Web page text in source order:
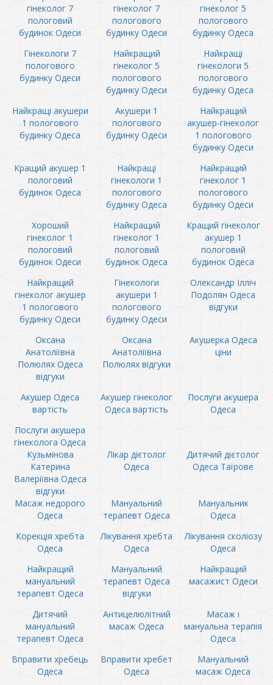
гінеколог 7
пологовий
будинок Одеси
гінеколог 7
пологового
будинку Одеси
гінеколог 5
пологового
будинку Одеса
Гінекологи 7
пологового
будинку Одеси
Найкращий
гінеколог 5
пологового
будинку Одеси
Найкращі
гінекологи 5
пологового
будинку Одеса
Найкращі акушери
1 пологового
будинку Одеса
Акушери 1
пологового
будинку Одеси
Найкращий
акушер-гінеколог
1 пологового
будинку Одеси
Кращий акушер 1
пологовий
будинок Одеса
Найкращі
гінекологи 1
пологового
будинку Одеса
Найкращий
гінеколог 1
пологового
будинку Одеси
Хороший
гінеколог 1
пологовий
будинок Одеси
Найкращий
гінеколог 1
пологовий
будинок Одеса
Кращий гінеколог
акушер 1
пологовий
будинок Одеса
Найкращий
гінеколог акушер
1 пологового
будинку Одеси
Гінекологи
акушери 1
пологового
будинку Одеси
Олександр Ілліч
Подолян Одеса
відгуки
Оксана
Анатоліївна
Полюлях Одеса
відгуки
Оксана
Анатоліївна
Полюлях відгуки
Акушерка Одеса
ціни
Акушер Одеса
вартість
Акушер гінеколог
Одеса вартість
Послуги акушера
Одеса
Послуги акушера
гінеколога Одеса
Кузьмінова
Катерина
Валеріївна Одеса
відгуки
Лікар дієтолог
Одеса
Дитячий дієтолог
Одеса Таїрове
Масаж недорого
Одеса
Мануальний
терапевт Одеса
Мануальник
Одеса
Корекція хребта
Одеса
Лікування хребта
Одеса
Лікування сколіозу
Одеса
Найкращий
мануальний
терапевт Одеса
Мануальний
терапевт Одеса
відгуки
Найкращий
масажист Одеси
Дитячий
мануальний
терапевт Одеса
Антицелюлітний
масаж Одеса
Масаж і
мануальна терапія
Одеса
Вправити хребець
Одеса
Вправити хребет
Одеса
Мануальний
масаж Одеса